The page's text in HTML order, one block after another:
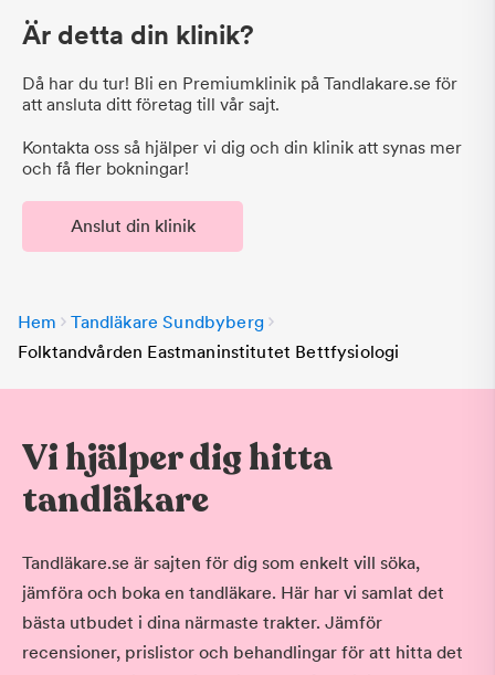
Är detta din klinik?
Då har du tur! Bli en Premiumklinik på Tandlakare.se för
att ansluta ditt företag till vår sajt.
Kontakta oss så hjälper vi dig och din klinik att synas mer
och få fler bokningar!
Anslut din klinik
Hem
Tandläkare Sundbyberg
Folktandvården Eastmaninstitutet Bettfysiologi
Vi hjälper dig hitta
tandläkare
Tandläkare.se är sajten för dig som enkelt vill söka,
jämföra och boka en tandläkare. Här har vi samlat det
bästa utbudet i dina närmaste trakter. Jämför
recensioner, prislistor och behandlingar för att hitta det